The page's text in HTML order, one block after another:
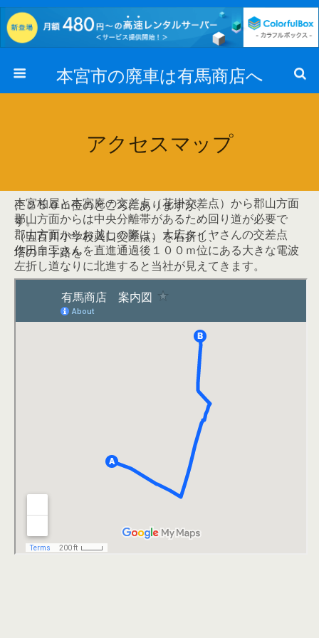
本宮市の廃車は有馬商店へ
アクセスマップ
本宮柏屋と本宮庵の交差点（花掛交差点）から郡山方面
に２５０ｍ位のところにありますが、
郡山方面からは中央分離帯があるため回り道が必要で
す。
郡山方面からお越しの際は、大広タイヤさんの交差点
（五百川小学校入口交差点）を右折し、
作田自工さんを直進通過後１００ｍ位にある大きな電波
塔のＴ字路を
左折し道なりに北進すると当社が見えてきます。